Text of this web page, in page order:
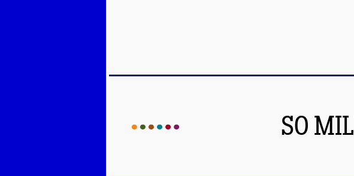
SO